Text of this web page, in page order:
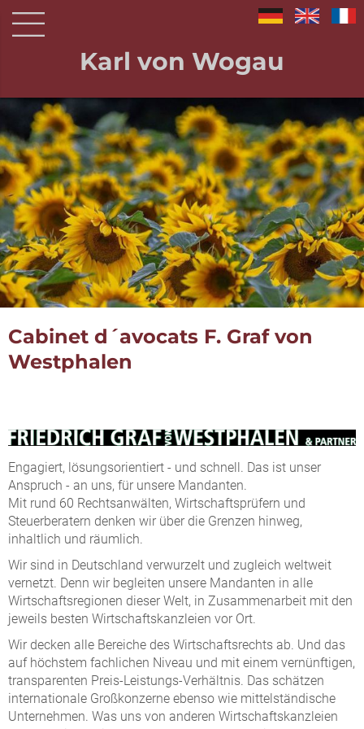
Karl von Wogau
Cabinet d´avocats F. Graf von
Westphalen
Engagiert, lösungsorientiert - und schnell. Das ist unser
Anspruch - an uns, für unsere Mandanten.
Mit rund 60 Rechtsanwälten, Wirtschaftsprüfern und
Steuerberatern denken wir über die Grenzen hinweg,
inhaltlich und räumlich.
Wir sind in Deutschland verwurzelt und zugleich weltweit
vernetzt. Denn wir begleiten unsere Mandanten in alle
Wirtschaftsregionen dieser Welt, in Zusammenarbeit mit den
jeweils besten Wirtschaftskanzleien vor Ort.
Wir decken alle Bereiche des Wirtschaftsrechts ab. Und das
auf höchstem fachlichen Niveau und mit einem vernünftigen,
transparenten Preis-Leistungs-Verhältnis. Das schätzen
internationale Großkonzerne ebenso wie mittelständische
Unternehmen. Was uns von anderen Wirtschaftskanzleien